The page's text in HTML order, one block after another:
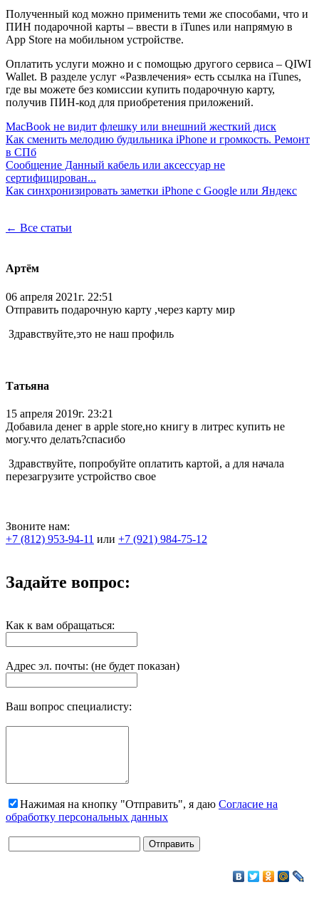
Полученный код можно применить теми же способами, что и
ПИН подарочной карты – ввести в iTunes или напрямую в
App Store на мобильном устройстве.
Оплатить услуги можно и с помощью другого сервиса – QIWI
Wallet. В разделе услуг «Развлечения» есть ссылка на iTunes,
где вы можете без комиссии купить подарочную карту,
получив ПИН-код для приобретения приложений.
MacBook не видит флешку или внешний жесткий диск
Как сменить мелодию будильника iPhone и громкость. Ремонт
в СПб
Сообщение Данный кабель или аксессуар не
сертифицирован...
Как синхронизировать заметки iPhone с Google или Яндекс
← Все статьи
Артём
06 апреля 2021г. 22:51
Отправить подарочную карту ,через карту мир
Здравствуйте,это не наш профиль
Татьяна
15 апреля 2019г. 23:21
Добавила денег в apple store,но книгу в литрес купить не
могу.что делать?спасибо
Здравствуйте, попробуйте оплатить картой, а для начала
перезагрузите устройство свое
Звоните нам:
+7 (812) 953-94-11 или +7 (921) 984-75-12
Задайте вопрос:
Как к вам обращаться:
Адрес эл. почты: (не будет показан)
Ваш вопрос специалисту:
Нажимая на кнопку "Отправить", я даю Согласие на
обработку персональных данных